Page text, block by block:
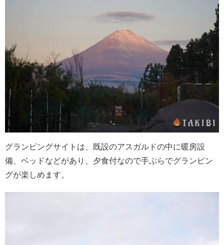
グランピングサイトは、既設のアスガルドの中に暖房設
備、ベッドなどがあり、夕食付なので手ぶらでグランピン
グが楽しめます。